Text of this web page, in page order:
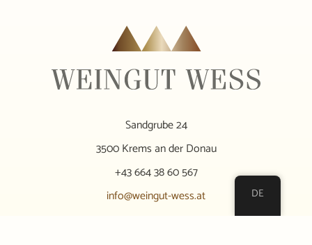
Sandgrube 24
3500 Krems an der Donau
+43 664 38 60 567
info@weingut-wess.at
DE